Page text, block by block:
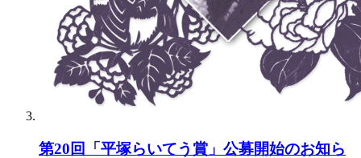
第20回「平塚らいてう賞」公募開始のお知ら